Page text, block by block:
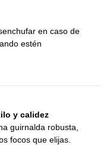
en caso de
estén
y calidez
guirnalda robusta,
focos que elijas.